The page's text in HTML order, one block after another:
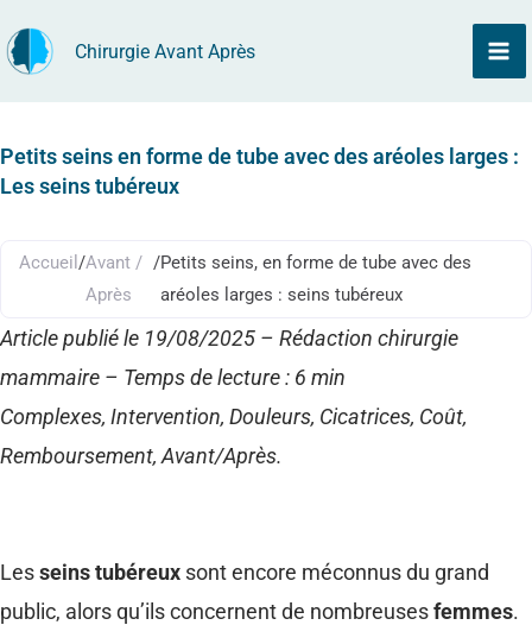
au
Chirurgie Avant Après
Petits seins en forme de tube avec des aréoles larges :
Les seins tubéreux
Accueil /Avant /
Après
/Petits seins, en forme de tube avec des
aréoles larges : seins tubéreux
Article publié le 19/08/2025 – Rédaction chirurgie
mammaire – Temps de lecture : 6 min
Complexes, Intervention, Douleurs, Cicatrices, Coût,
Remboursement, Avant/Après.
Lesseins tubéreux sont encore méconnus du grand
public, alors qu’ils concernent de nombreusesfemmes.